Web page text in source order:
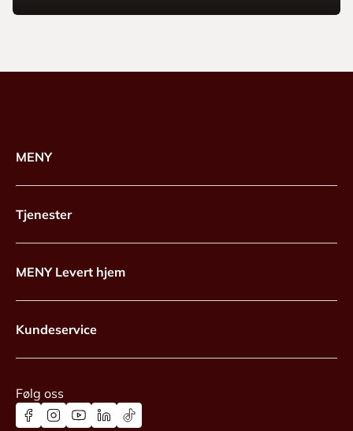
MENY
Tjenester
MENY Levert hjem
Kundeservice
Følg oss